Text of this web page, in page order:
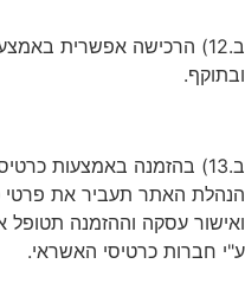
ב.12) הרכישה אפשרית
ובתוקף.
ב.13) בהזמנה באמצעות
הנהלת האתר תעביר את פרטי
ואישור עסקה וההזמנה
ע"י חברות כרטיסי האשראי.